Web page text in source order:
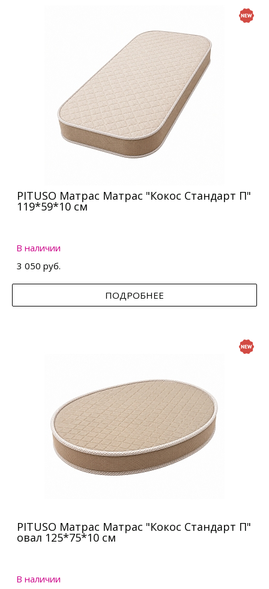
PITUSO Матрас Матрас "Кокос Стандарт П"
119*59*10 см
В наличии
3 050 руб.
ПОДРОБНЕЕ
PITUSO Матрас Матрас "Кокос Стандарт П"
овал 125*75*10 см
В наличии